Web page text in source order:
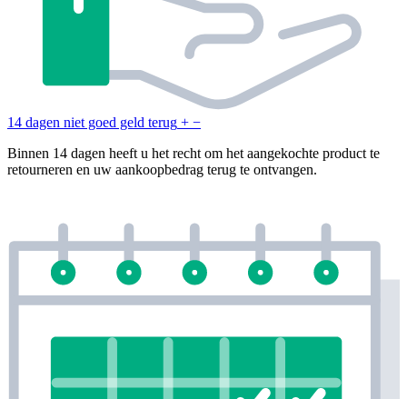
14 dagen niet goed geld terug + −
Binnen 14 dagen heeft u het recht om het aangekochte product te
retourneren en uw aankoopbedrag terug te ontvangen.